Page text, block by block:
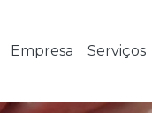
Empresa Serviços